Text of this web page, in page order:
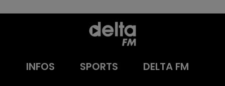
INFOS SPORTS
DELTA FM